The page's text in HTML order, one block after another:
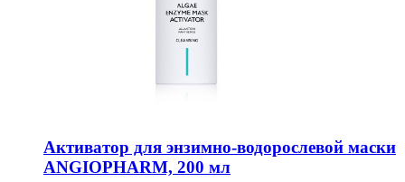
Активатор для энзимно-водорослевой маски
ANGIOPHARM, 200 мл